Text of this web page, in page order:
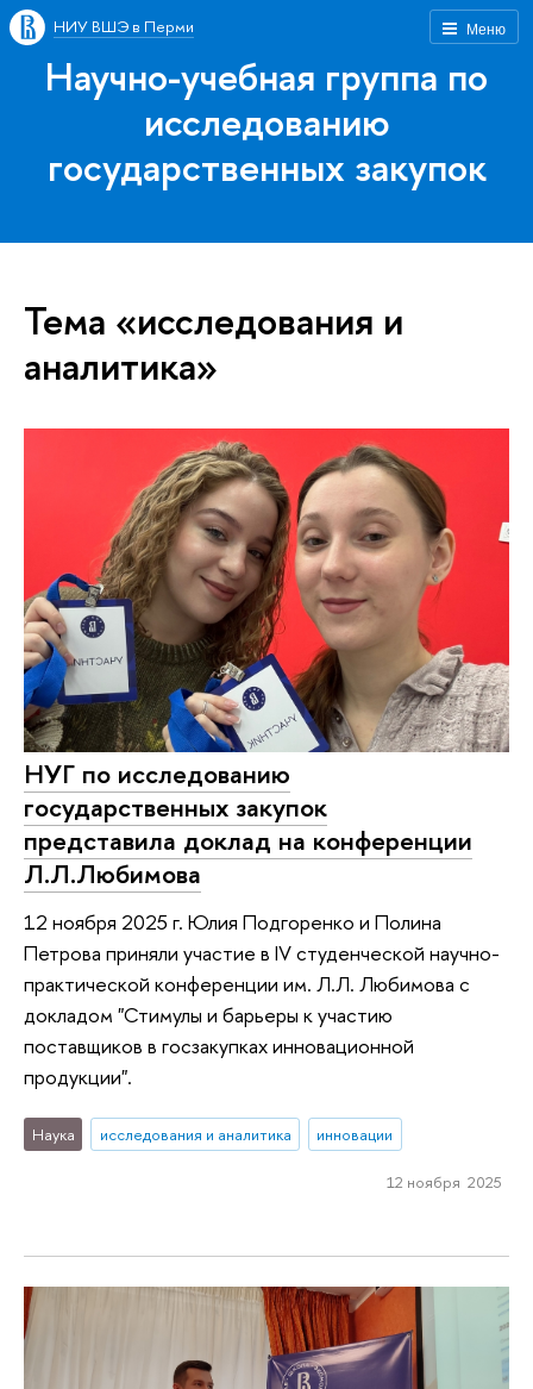
Меню
НИУ ВШЭ в Перми
Научно-учебная группа по
исследованию
государственных закупок
Тема «исследования и
аналитика»
НУГ по исследованию
государственных закупок
представила доклад на конференции
Л.Л.Любимова
12 ноября 2025 г. Юлия Подгоренко и Полина
Петрова приняли участие в IV студенческой научно-
практической конференции им. Л.Л. Любимова с
докладом "Стимулы и барьеры к участию
поставщиков в госзакупках инновационной
продукции".
Наука исследования и аналитика инновации
12 ноября 2025